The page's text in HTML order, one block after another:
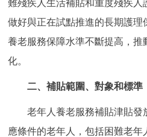
難殘疾人生活補貼和重度殘疾人
做好與正在試點推進的長期護理
養老服務保障水準不斷提高，推
化。
二、補貼範圍、對象和標準
老年人養老服務補貼津貼發
應條件的老年人，包括困難老